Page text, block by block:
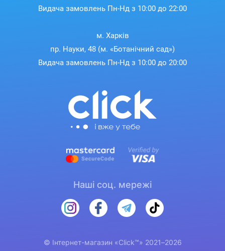
Видача замовлень Пн-Нд з 10:00 до 22:00
м. Харків
пр. Науки, 48 (м. «Ботанічний сад»)
Видача замовлень Пн-Нд з 10:00 до 20:00
Наші соц. мережі
© Інтернет-магазин «Click™» 2021–2026